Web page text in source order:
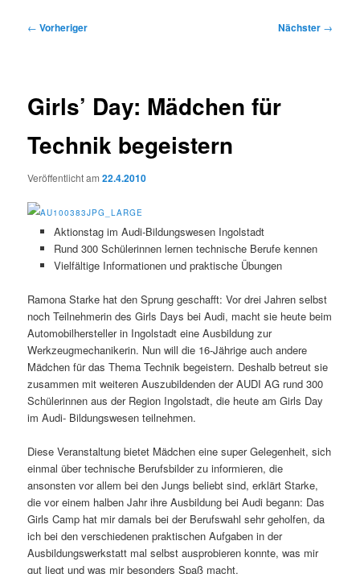
Beitragsnavigation
← Vorheriger Nächster →
Girls’ Day: Mädchen für
Technik begeistern
Veröffentlicht am22.4.2010
Aktionstag im Audi-Bildungswesen Ingolstadt
Rund 300 Schülerinnen lernen technische Berufe kennen
Vielfältige Informationen und praktische Übungen
Ramona Starke hat den Sprung geschafft: Vor drei Jahren selbst
noch Teilnehmerin des Girls Days bei Audi, macht sie heute beim
Automobilhersteller in Ingolstadt eine Ausbildung zur
Werkzeugmechanikerin. Nun will die 16-Jährige auch andere
Mädchen für das Thema Technik begeistern. Deshalb betreut sie
zusammen mit weiteren Auszubildenden der AUDI AG rund 300
Schülerinnen aus der Region Ingolstadt, die heute am Girls Day
im Audi- Bildungswesen teilnehmen.
Diese Veranstaltung bietet Mädchen eine super Gelegenheit, sich
einmal über technische Berufsbilder zu informieren, die
ansonsten vor allem bei den Jungs beliebt sind, erklärt Starke,
die vor einem halben Jahr ihre Ausbildung bei Audi begann: Das
Girls Camp hat mir damals bei der Berufswahl sehr geholfen, da
ich bei den verschiedenen praktischen Aufgaben in der
Ausbildungswerkstatt mal selbst ausprobieren konnte, was mir
gut liegt und was mir besonders Spaß macht.